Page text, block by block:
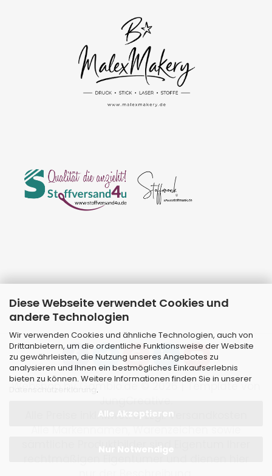
Diese Webseite verwendet Cookies und
andere Technologien
Wir verwenden Cookies und ähnliche Technologien, auch von
Drittanbietern, um die ordentliche Funktionsweise der Website
zu gewährleisten, die Nutzung unseres Angebotes zu
analysieren und Ihnen ein bestmögliches Einkaufserlebnis
bieten zu können. Weitere Informationen finden Sie in unserer
.
Alle Akzeptieren
Nur Notwendige
Webshopby Gambio.de © 2026 | Template von
Alle Preise inkl. MwSt. & zzgl. Versandkosten
sämtliche Produktbilder sind Eigentum Ihrer